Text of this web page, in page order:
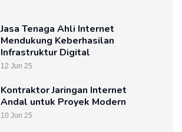
Jasa Tenaga Ahli Internet
Mendukung Keberhasilan
Infrastruktur Digital
12 Jun 25
Kontraktor Jaringan Internet
Andal untuk Proyek Modern
10 Jun 25